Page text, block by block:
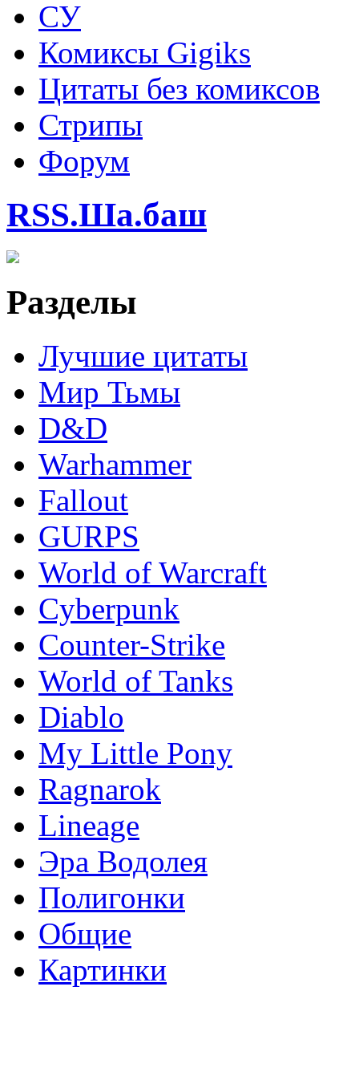
СУ
Комиксы Gigiks
Цитаты без комиксов
Стрипы
Форум
RSS.Ша.баш
Разделы
Лучшие цитаты
Мир Тьмы
D&D
Warhammer
Fallout
GURPS
World of Warcraft
Сyberpunk
Counter-Strike
World of Tanks
Diablo
My Little Pony
Ragnarok
Lineage
Эра Водолея
Полигонки
Общие
Картинки